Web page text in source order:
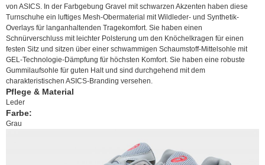
von ASICS. In der Farbgebung Gravel mit schwarzen Akzenten haben diese
Turnschuhe ein luftiges Mesh-Obermaterial mit Wildleder- und Synthetik-
Overlays für langanhaltenden Tragekomfort. Sie haben einen
Schnürverschluss mit leichter Polsterung um den Knöchelkragen für einen
festen Sitz und sitzen über einer schwammigen Schaumstoff-Mittelsohle mit
GEL-Technologie-Dämpfung für höchsten Komfort. Sie haben eine robuste
Gummilaufsohle für guten Halt und sind durchgehend mit dem
charakteristischen ASICS-Branding versehen.
Pflege & Material
Leder
Farbe:
Grau